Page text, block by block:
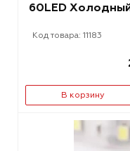
60LED
Код товара: 11183
В корзину